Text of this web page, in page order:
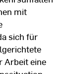
mit
sich für
Arbeit eine